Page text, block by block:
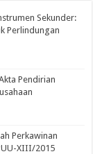
Sekunder:
Perlindungan
Pendirian
Perkawinan
XIII/2015